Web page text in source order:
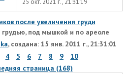
после увеличения груди
под мышкой и по ареоле
, создана: 15 янв. 2011 г., 21:31:01
4 5 6 7 8 9
10
страница (168)